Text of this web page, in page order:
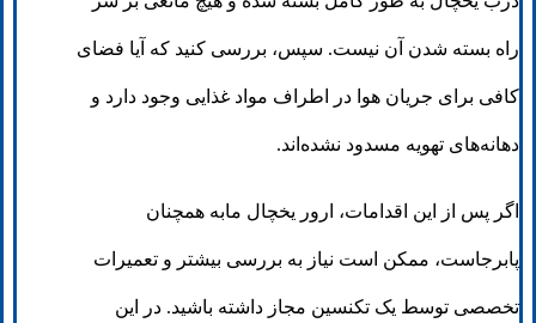
راه بسته شدن آن نیست. سپس، بررسی کنید که آیا فضای
کافی برای جریان هوا در اطراف مواد غذایی وجود دارد و
دهانه‌های تهویه مسدود نشده‌اند.
اگر پس از این اقدامات، ارور یخچال مابه همچنان
پابرجاست، ممکن است نیاز به بررسی بیشتر و تعمیرات
تخصصی توسط یک تکنسین مجاز داشته باشید. در این